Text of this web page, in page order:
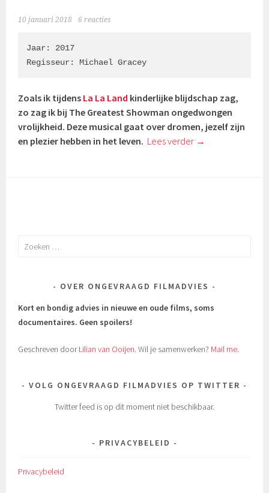
10 januari 2018 6 reacties
Jaar: 2017
Regisseur: Michael Gracey
Zoals ik tijdens La La Land kinderlijke blijdschap zag,
zo zag ik bij The Greatest Showman ongedwongen
vrolijkheid. Deze musical gaat over dromen, jezelf zijn
en plezier hebben in het leven. Lees verder →
Zoeken
OVER ONGEVRAAGD FILMADVIES
Kort en bondig advies in nieuwe en oude films, soms
documentaires. Geen spoilers!
Geschreven doorLilian van Ooijen. Wil je samenwerken? Mail me.
VOLG ONGEVRAAGD FILMADVIES OP TWITTER
Twitter feed is op dit moment niet beschikbaar.
PRIVACYBELEID
Privacybeleid